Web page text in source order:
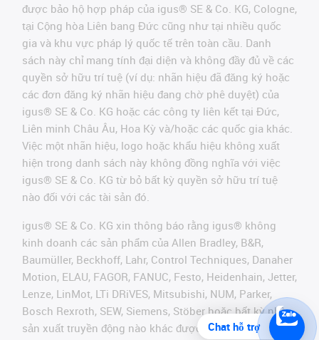
được bảo hộ hợp pháp của igus® SE & Co. KG, Cologne,
tại Cộng hòa Liên bang Đức cũng như tại nhiều quốc
gia và khu vực pháp lý quốc tế trên toàn cầu. Danh
sách này chỉ mang tính đại diện và không đầy đủ về các
quyền sở hữu trí tuệ (ví dụ: nhãn hiệu đã đăng ký hoặc
các đơn đăng ký nhãn hiệu đang chờ phê duyệt) của
igus® SE & Co. KG hoặc các công ty liên kết tại Đức,
Liên minh Châu Âu, Hoa Kỳ và/hoặc các quốc gia khác.
Việc một nhãn hiệu, logo hoặc khẩu hiệu không xuất
hiện trong danh sách này không đồng nghĩa với việc
igus® SE & Co. KG từ bỏ bất kỳ quyền sở hữu trí tuệ
nào đối với các tài sản đó.
igus® SE & Co. KG xin thông báo rằng igus® không
kinh doanh các sản phẩm của Allen Bradley, B&R,
Baumüller, Beckhoff, Lahr, Control Techniques, Danaher
Motion, ELAU, FAGOR, FANUC, Festo, Heidenhain, Jetter,
Lenze, LinMot, LTi DRiVES, Mitsubishi, NUM, Parker,
Bosch Rexroth, SEW, Siemens, Stöber hoặc bất kỳ nhà
sản xuất truyền động nào khác được đề cập trên
Chat hỗ trợ